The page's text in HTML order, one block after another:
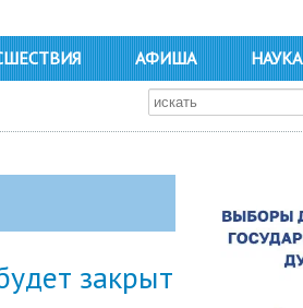
АФИША НАУКА
закрыт